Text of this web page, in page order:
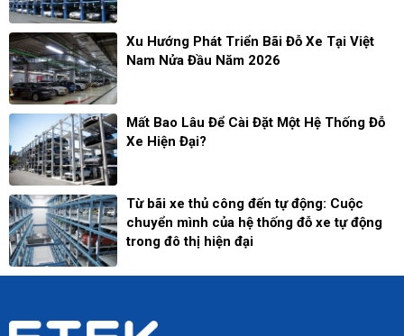
Xu Hướng Phát Triển Bãi Đỗ Xe Tại Việt
Nam Nửa Đầu Năm 2026
Mất Bao Lâu Để Cài Đặt Một Hệ Thống Đỗ
Xe Hiện Đại?
Từ bãi xe thủ công đến tự động: Cuộc
chuyển mình của hệ thống đỗ xe tự động
trong đô thị hiện đại